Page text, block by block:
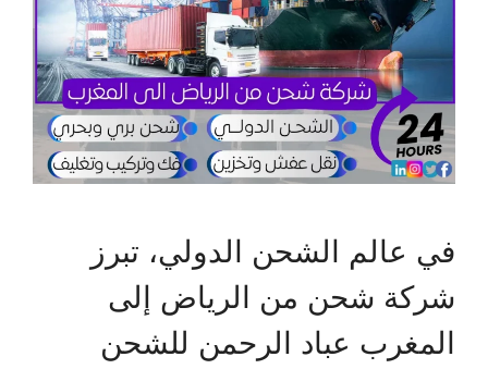
في عالم الشحن الدولي، تبرز
شركة شحن من الرياض إلى
المغرب عباد الرحمن للشحن